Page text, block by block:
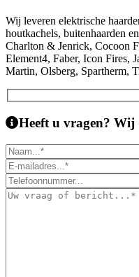
Wij leveren elektrische
houtkachels, buitenhaarden
Charlton & Jenrick, Cocoon
Element4, Faber, Icon Fires,
Martin, Olsberg, Spartherm,
Heeft u vragen? Wij